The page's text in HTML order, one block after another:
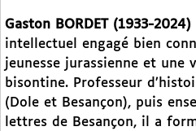
Gaston BORDET (1933-2024)
intellectuel engagé bien
jeunesse jurassienne et une
bisontine. Professeur
(Dole et Besançon), puis
lettres de Besançon, il a